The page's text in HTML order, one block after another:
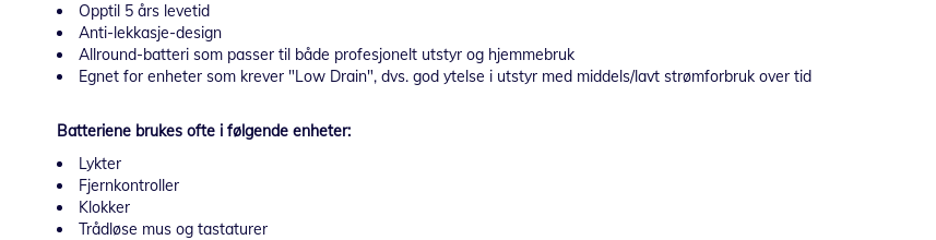
Opptil 5 års levetid
Anti-lekkasje-design
Allround-batteri som passer til både profesjonelt utstyr og hjemmebruk
Egnet for enheter som krever "Low Drain", dvs. god ytelse i utstyr med middels/lavt strømforbruk over tid
Batteriene brukes ofte i følgende enheter:
Lykter
Fjernkontroller
Klokker
Trådløse mus og tastaturer